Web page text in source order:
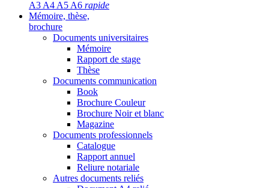
A3 A4 A5 A6 rapide
Mémoire, thèse,
brochure
Documents universitaires
Mémoire
Rapport de stage
Thèse
Documents communication
Book
Brochure Couleur
Brochure Noir et blanc
Magazine
Documents professionnels
Catalogue
Rapport annuel
Reliure notariale
Autres documents reliés